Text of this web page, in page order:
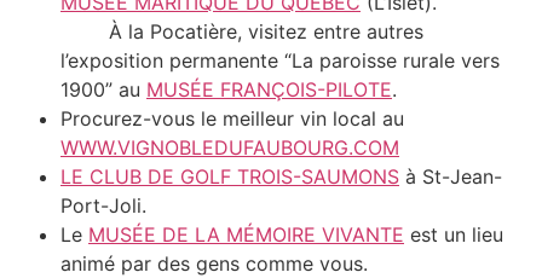
À la Pocatière, visitez entre autres
l’exposition permanente “La paroisse rurale vers
1900” au MUSÉE FRANÇOIS-PILOTE.
Procurez-vous le meilleur vin local au
WWW.VIGNOBLEDUFAUBOURG.COM
LE CLUB DE GOLF TROIS-SAUMONS à St-Jean-
Port-Joli.
Le MUSÉE DE LA MÉMOIRE VIVANTE est un lieu
animé par des gens comme vous.